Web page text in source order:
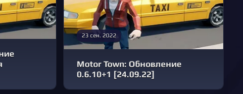
23 сен. 2022
Motor Town: Обновление
0.6.10+1 [24.09.22]